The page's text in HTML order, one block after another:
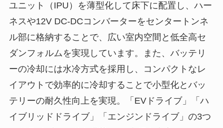
ユニット（IPU）を薄型化して床下に配置し、ハー
ネスや12V DC-DCコンバーターをセンタートンネ
ル部に格納することで、広い室内空間と低全高セ
ダンフォルムを実現しています。また、バッテリ
ーの冷却には水冷方式を採用し、コンパクトなレ
イアウトで効率的に冷却することで小型化とバッ
テリーの耐久性向上を実現。「EVドライブ」「ハ
イブリッドドライブ」「エンジンドライブ」の3つ